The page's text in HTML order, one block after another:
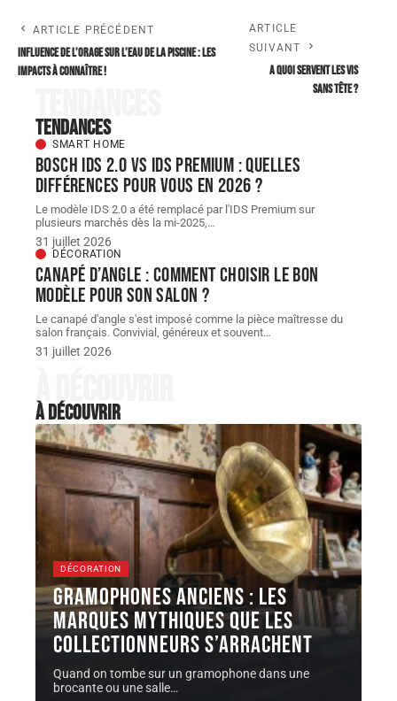
ARTICLE PRÉCÉDENT
Influence de l’orage sur l’eau de la piscine : les
impacts à connaître !
ARTICLE
SUIVANT
A quoi servent les vis
sans tête ?
Tendances
SMART HOME
Bosch IDS 2.0 vs ids premium : quelles
différences pour vous en 2026 ?
Le modèle IDS 2.0 a été remplacé par l'IDS Premium sur
plusieurs marchés dès la mi-2025,…
31 juillet 2026
DÉCORATION
Canapé d’angle : comment choisir le bon
modèle pour son salon ?
Le canapé d'angle s'est imposé comme la pièce maîtresse du
salon français. Convivial, généreux et souvent…
31 juillet 2026
À découvrir
À découvrir
DÉCORATION
Gramophones anciens : les
marques mythiques que les
collectionneurs s’arrachent
Quand on tombe sur un gramophone dans une
brocante ou une salle…